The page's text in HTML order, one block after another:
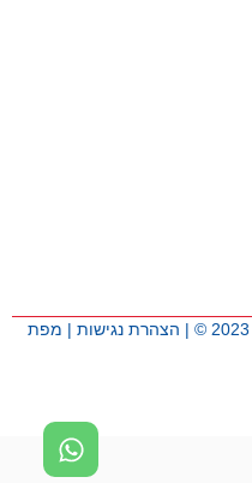
הצהרת נגישות | מפת